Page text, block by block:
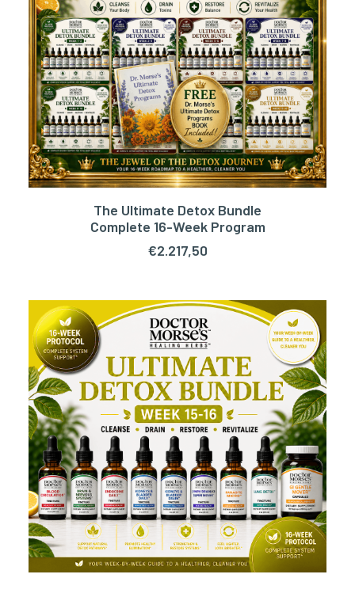
The Ultimate Detox Bundle
Complete 16-Week Program
€2.217,50